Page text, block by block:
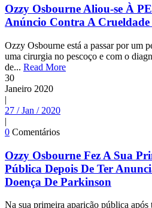
Ozzy Osbourne Aliou-se À
Anúncio Contra A
Ozzy Osbourne está a passar por um
uma cirurgia no pescoço e com o
de... Read More
30
Janeiro 2020
|
27 / Jan / 2020
|
0 Comentários
Ozzy Osbourne Fez A Sua
Pública Depois De Ter
Doença De Parkinson
Na sua primeira aparição pública